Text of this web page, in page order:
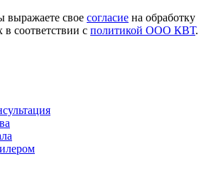
выражаете свое согласие на обработку
соответствии с политикой ООО КВТ.